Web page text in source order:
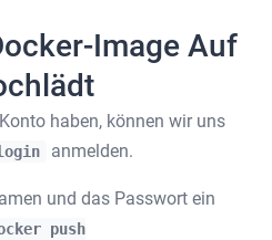
Image Auf
haben, können wir uns
anmelden.
und das Passwort ein
push